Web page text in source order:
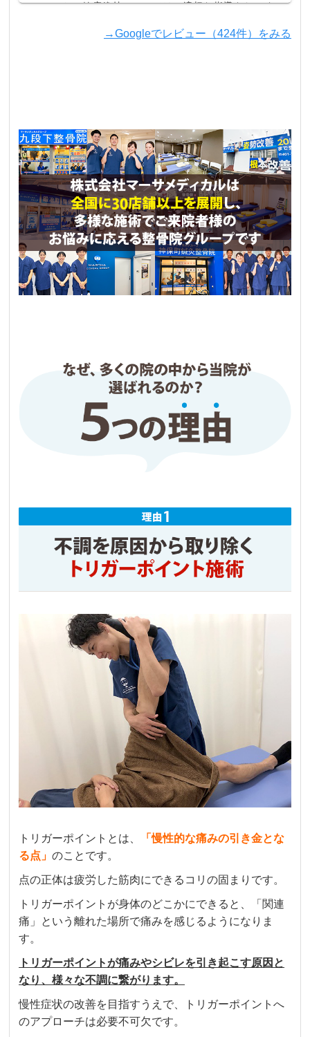
と、健康維持については、適切な指導をしてく
2 か月前
肩こりからくる頭痛の改善のために治療を受け
はじめました。
1回でかなり効果を感じ、通っているうちに頭痛
はかなり軽減されました。
今では猫背矯正と骨盤矯正を受けながら根本治
療をしてもらっています。まだまだ始めたばか
りですが既に効果も見え始めていてかなり期待
できます。
説明も対応もとても丁寧で助かっています。
肘の痛みで通院してますが、施術が終わるとす
ごく楽になるので痛くて苦痛だったバレーボー
ルの練習も楽しくできるようになりました！
練習で痛くなってもここに来れば先生がどうに
かしてくれる！と、安心感があるので頑張れま
先生も優しくてとても良い先生です！
Hiroyuki Haga
3 か月前
ヘルニア一歩手前位、腰痛で動けなかったので
ました。手術も視野にあったのですが、本当に
助かりました。鍼治療も同時にしてもらい、複
合効果でかなり良かったのだと思います。
今後の予防に関してのお話もして下さりありが
たかったです。腰に負荷がかかり辛い筋トレや
有酸素運動など日々のモチベーションにも繋が
심리나
3 か月前
メンテナンスしてもらってます。施術直後から
足が軽くなる様子を毎回実感してます。因みに
仕事終わりに通いやすいです。
スタッフの方も丁寧でたくさんアドバイスして
下さり安心して楽しくやってもらってます。
クチコミをもっと見る
→Googleでレビュー（424件）をみる
トリガーポイントとは、 「慢性的な痛みの引き金とな
る点」のことです。
点の正体は疲労した筋肉にできるコリの固まりです。
トリガーポイントが身体のどこかにできると、「関連
痛」という離れた場所で痛みを感じるようになりま
す。
トリガーポイントが痛みやシビレを引き起こす原因と
なり、様々な不調に繋がります。
慢性症状の改善を目指すうえで、トリガーポイントへ
のアプローチは必要不可欠です。